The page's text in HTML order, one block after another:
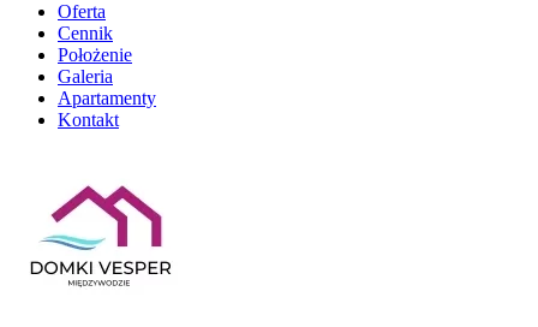
Oferta
Cennik
Położenie
Galeria
Apartamenty
Kontakt